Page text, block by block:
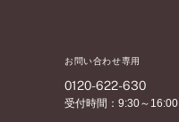
お問い合わせ専用
0120-622-630
受付時間：9:30～16:00